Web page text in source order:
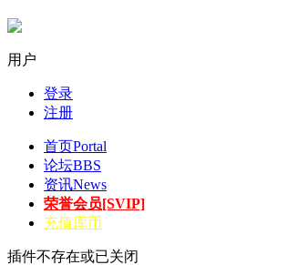
用户
登录
注册
首页Portal
论坛BBS
资讯News
荣誉会员[SVIP]
充值库币
插件不存在或已关闭